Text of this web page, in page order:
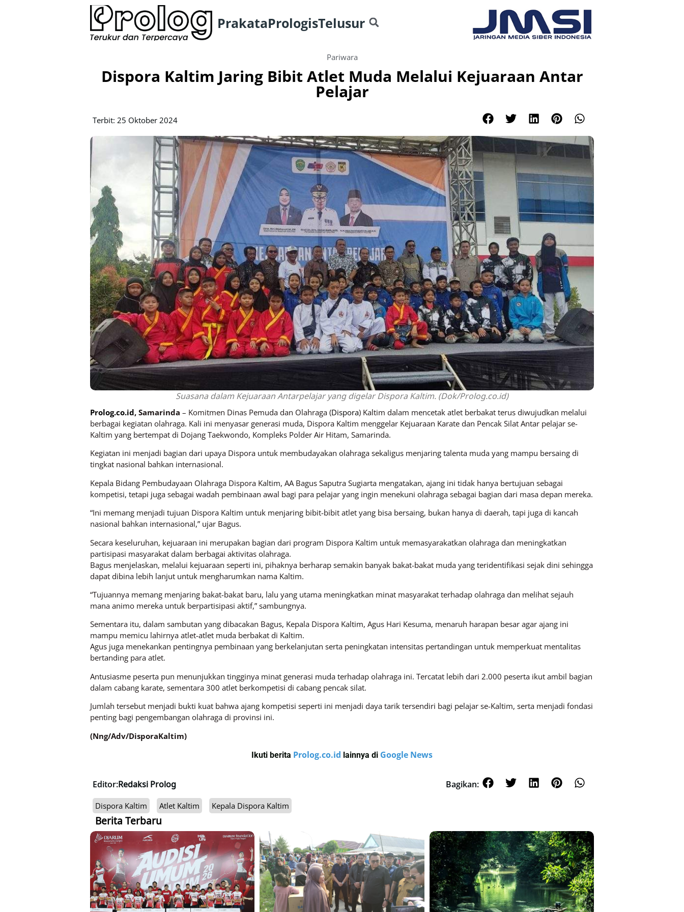
PrakataPrologisTelusur
Pariwara
Dispora Kaltim Jaring Bibit Atlet Muda Melalui Kejuaraan Antar
Pelajar
Terbit: 25 Oktober 2024
Suasana dalam Kejuaraan Antarpelajar yang digelar Dispora Kaltim. (Dok/Prolog.co.id)
Prolog.co.id, Samarinda – Komitmen Dinas Pemuda dan Olahraga (Dispora) Kaltim dalam mencetak atlet berbakat terus diwujudkan melalui
berbagai kegiatan olahraga. Kali ini menyasar generasi muda, Dispora Kaltim menggelar Kejuaraan Karate dan Pencak Silat Antar pelajar se-
Kaltim yang bertempat di Dojang Taekwondo, Kompleks Polder Air Hitam, Samarinda.
Kegiatan ini menjadi bagian dari upaya Dispora untuk membudayakan olahraga sekaligus menjaring talenta muda yang mampu bersaing di
tingkat nasional bahkan internasional.
Kepala Bidang Pembudayaan Olahraga Dispora Kaltim, AA Bagus Saputra Sugiarta mengatakan, ajang ini tidak hanya bertujuan sebagai
kompetisi, tetapi juga sebagai wadah pembinaan awal bagi para pelajar yang ingin menekuni olahraga sebagai bagian dari masa depan mereka.
“Ini memang menjadi tujuan Dispora Kaltim untuk menjaring bibit-bibit atlet yang bisa bersaing, bukan hanya di daerah, tapi juga di kancah
nasional bahkan internasional,” ujar Bagus.
Secara keseluruhan, kejuaraan ini merupakan bagian dari program Dispora Kaltim untuk memasyarakatkan olahraga dan meningkatkan
partisipasi masyarakat dalam berbagai aktivitas olahraga.
Bagus menjelaskan, melalui kejuaraan seperti ini, pihaknya berharap semakin banyak bakat-bakat muda yang teridentifikasi sejak dini sehingga
dapat dibina lebih lanjut untuk mengharumkan nama Kaltim.
“Tujuannya memang menjaring bakat-bakat baru, lalu yang utama meningkatkan minat masyarakat terhadap olahraga dan melihat sejauh
mana animo mereka untuk berpartisipasi aktif,” sambungnya.
Sementara itu, dalam sambutan yang dibacakan Bagus, Kepala Dispora Kaltim, Agus Hari Kesuma, menaruh harapan besar agar ajang ini
mampu memicu lahirnya atlet-atlet muda berbakat di Kaltim.
Agus juga menekankan pentingnya pembinaan yang berkelanjutan serta peningkatan intensitas pertandingan untuk memperkuat mentalitas
bertanding para atlet.
Antusiasme peserta pun menunjukkan tingginya minat generasi muda terhadap olahraga ini. Tercatat lebih dari 2.000 peserta ikut ambil bagian
dalam cabang karate, sementara 300 atlet berkompetisi di cabang pencak silat.
Jumlah tersebut menjadi bukti kuat bahwa ajang kompetisi seperti ini menjadi daya tarik tersendiri bagi pelajar se-Kaltim, serta menjadi fondasi
penting bagi pengembangan olahraga di provinsi ini.
(Nng/Adv/DisporaKaltim)
Ikuti berita Prolog.co.id lainnya di Google News
Editor:Redaksi Prolog Bagikan:
Dispora Kaltim Atlet Kaltim Kepala Dispora Kaltim
Berita Terbaru